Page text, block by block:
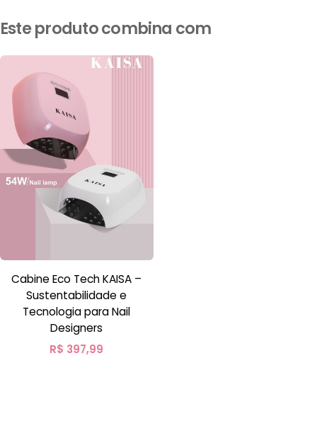
Este produto combina com
Cabine Eco Tech KAISA –
Sustentabilidade e
Tecnologia para Nail
Designers
R$ 397,99